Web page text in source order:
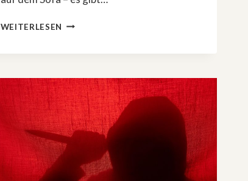
WEITERLESEN DIE
AUF
NETFLIX
IM
DEZEMBER